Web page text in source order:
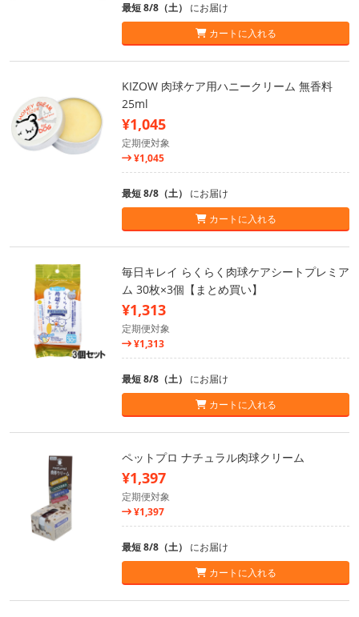
最短 8/8（土） にお届け
カートに入れる
KIZOW 肉球ケア用ハニークリーム 無香料
25ml
¥1,045
定期便対象
¥1,045
最短 8/8（土） にお届け
カートに入れる
毎日キレイ らくらく肉球ケアシートプレミア
ム 30枚×3個【まとめ買い】
¥1,313
定期便対象
¥1,313
最短 8/8（土） にお届け
カートに入れる
ペットプロ ナチュラル肉球クリーム
¥1,397
定期便対象
¥1,397
最短 8/8（土） にお届け
カートに入れる